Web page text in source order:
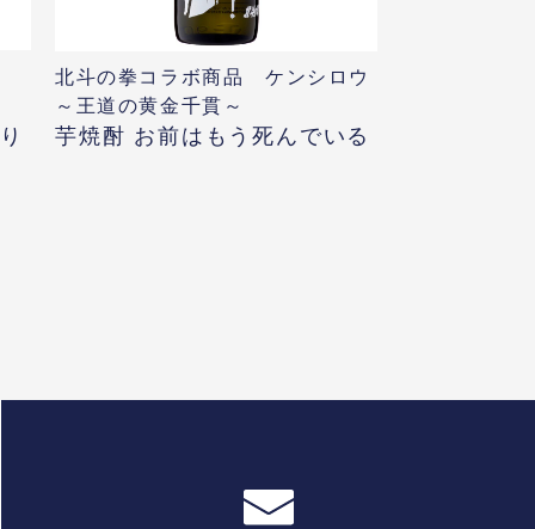
北斗の拳コラボ商品 ケンシロウ
～王道の黄金千貫～
芋焼酎 お前はもう死んでいる